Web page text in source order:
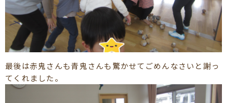
最後は赤鬼さんも青鬼さんも驚かせてごめんなさいと謝っ
てくれました。